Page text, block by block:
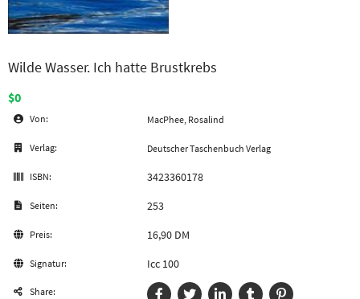
Wilde Wasser. Ich hatte Brustkrebs
$0
Von: MacPhee, Rosalind
Verlag: Deutscher Taschenbuch Verlag
ISBN: 3423360178
Seiten: 253
Preis: 16,90 DM
Signatur: Icc 100
Share: